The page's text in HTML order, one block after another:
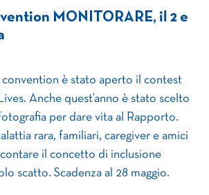
MONITORARE, il 2 e
convention è stato aperto il contest
​Anche quest’anno è stato scelto
per dare vita al Rapporto.
rara, familiari, caregiver e amici
il concetto di inclusione
scatto. Scadenza al 28 maggio.